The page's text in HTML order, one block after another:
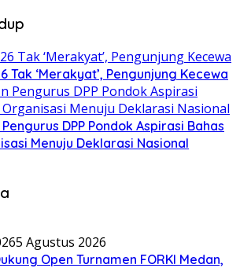
Tak ‘Merakyat’, Pengunjung Kecewa
DPP Pondok Aspirasi Bahas
Menuju Deklarasi Nasional
5 Agustus 2026
Open Turnamen FORKI Medan,